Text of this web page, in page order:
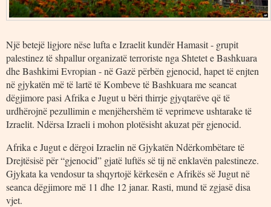
Një betejë ligjore nëse lufta e Izraelit kundër Hamasit - grupit
palestinez të shpallur organizatë terroriste nga Shtetet e Bashkuara
dhe Bashkimi Evropian - në Gazë përbën gjenocid, hapet të enjten
në gjykatën më të lartë të Kombeve të Bashkuara me seancat
dëgjimore pasi Afrika e Jugut u bëri thirrje gjyqtarëve që të
urdhërojnë pezullimin e menjëhershëm të veprimeve ushtarake të
Izraelit. Ndërsa Izraeli i mohon plotësisht akuzat për gjenocid.
Afrika e Jugut e dërgoi Izraelin në Gjykatën Ndërkombëtare të
Drejtësisë për “gjenocid” gjatë luftës së tij në enklavën palestineze.
Gjykata ka vendosur ta shqyrtojë kërkesën e Afrikës së Jugut në
seanca dëgjimore më 11 dhe 12 janar. Rasti, mund të zgjasë disa
vjet.